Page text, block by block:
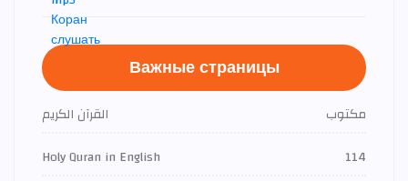
Важные страницы
القرآن الكريم
مكتوب
Holy Quran in English
114